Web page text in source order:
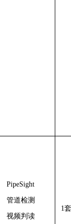
PipeSight
管道检测
视频判读
1套